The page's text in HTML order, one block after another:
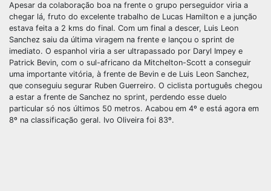
Apesar da colaboração boa na frente o grupo perseguidor viria a
chegar lá, fruto do excelente trabalho de Lucas Hamilton e a junção
estava feita a 2 kms do final. Com um final a descer, Luis Leon
Sanchez saiu da última viragem na frente e lançou o sprint de
imediato. O espanhol viria a ser ultrapassado por Daryl Impey e
Patrick Bevin, com o sul-africano da Mitchelton-Scott a conseguir
uma importante vitória, à frente de Bevin e de Luis Leon Sanchez,
que conseguiu segurar Ruben Guerreiro. O ciclista português chegou
a estar a frente de Sanchez no sprint, perdendo esse duelo
particular só nos últimos 50 metros. Acabou em 4º e está agora em
8º na classificação geral. Ivo Oliveira foi 83º.